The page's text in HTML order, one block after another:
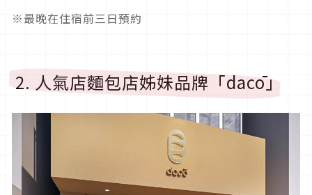
※最晚在住宿前三日預約
2. 人氣店麵包店姊妹品牌「dacō」